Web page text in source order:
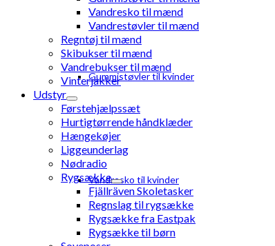
Gummistøvler til kvinder
Vandresko til kvinder
Vandresko til mænd
Vandrestøvler til mænd
Regntøj til mænd
Skibukser til mænd
Vandrebukser til mænd
Vinterjakker
Udstyr
Førstehjælpssæt
Hurtigtørrende håndklæder
Hængekøjer
Liggeunderlag
Nødradio
Rygsække
Fjällräven Skoletasker
Regnslag til rygsække
Rygsække fra Eastpak
Rygsække til børn